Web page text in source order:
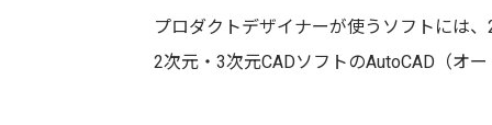
プロダクトデザイナーが使うソフトには
2次元・3次元CADソフトのAutoCAD（オ